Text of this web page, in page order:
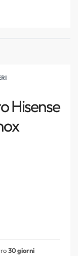
Hisense
30 giorni